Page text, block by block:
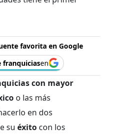
favorita en Google
franquiciasen
con mayor
o las más
en dos
su éxito con los